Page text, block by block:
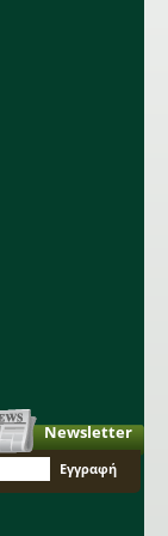
Newsletter